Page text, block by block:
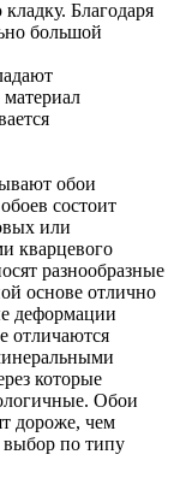
Благодаря
большой
обои
состоит
или
кварцевого
разнообразные
основе отлично
деформации
отличаются
которые
Обои
дороже, чем
по типу